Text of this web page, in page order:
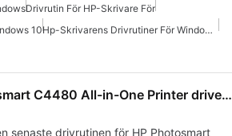
Drivrutin För HP-Skrivare För
10
Hp-Skrivarens Drivrutiner För Windows 7
HP Photosmart C4480 All-in-One Printer drivers
senaste drivrutinen för HP Photosmart